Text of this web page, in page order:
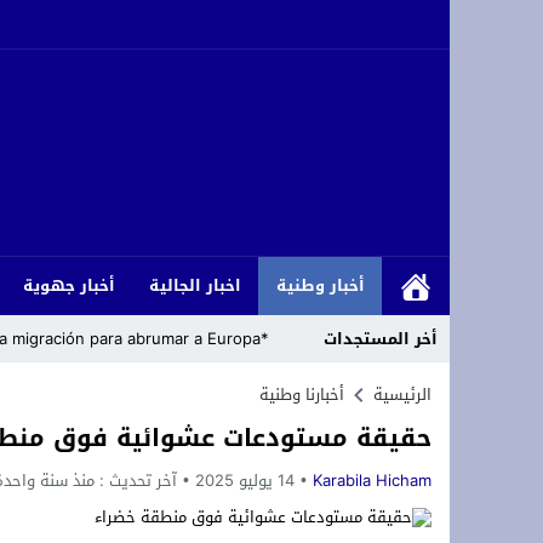
أخبار وطنية اخبار الجالية أخبار جهوية
أخر المستجدات
*Cómo los islamistas han armado la migración para abrumar a Europa*
رئاسة حزب التجديد والتقدم تعلن
زلزال داخل حلف الناتو: الولايات
تعزية ومواساة: ببالغ الحزن والأسى
أزغنغان تحتضن “الدوري المصغر لكرة
الرئيسية أخبارنا وطنية
حقيقة مستودعات عشوائية فوق
Karabila Hicham 14 يوليو 2025 آخر تحديث :منذ سنة